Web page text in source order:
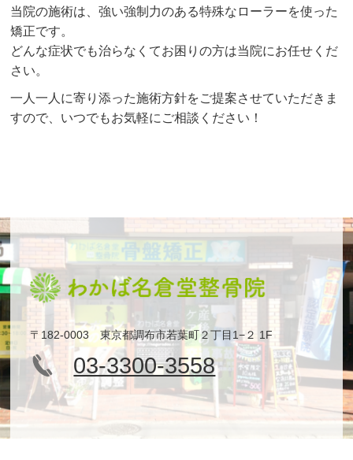
当院の施術は、強い強制力のある特殊なローラーを使った
矯正です。
どんな症状でも治らなくてお困りの方は当院にお任せくだ
さい。
一人一人に寄り添った施術方針をご提案させていただきま
すので、いつでもお気軽にご相談ください！
〒182-0003 東京都調布市若葉町２丁目1−２ 1F
03-3300-3558